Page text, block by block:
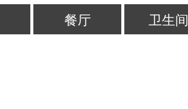
餐厅 卫生间